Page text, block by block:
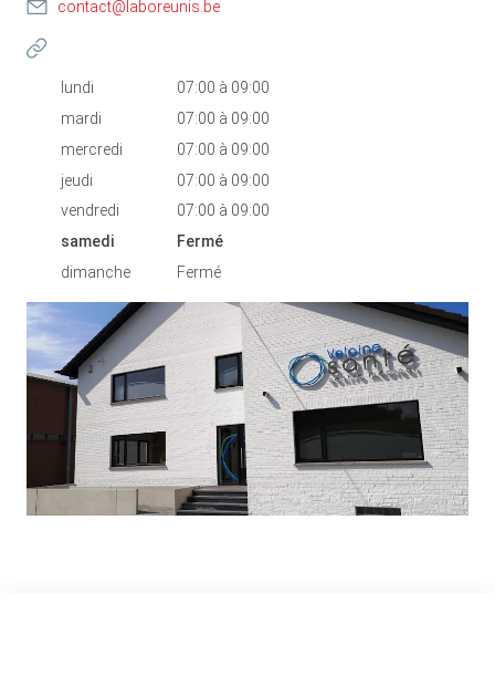
contact@laboreunis.be
lundi 07:00 à 09:00
mardi
07:00 à 09:00
mercredi
07:00 à 09:00
jeudi
07:00 à 09:00
vendredi
07:00 à 09:00
samedi
Fermé
dimanche
Fermé